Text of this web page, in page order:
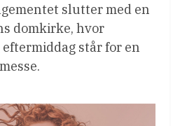
slutter med en
domkirke, hvor
står for en